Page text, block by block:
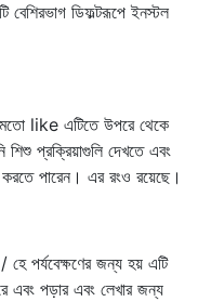
ডিফল্টরূপে ইনস্টল
মতো like এটিতে উপরে থেকে
শিশু প্রক্রিয়াগুলি দেখতে এবং
পারেন। এর রংও রয়েছে।
পর্যবেক্ষণের জন্য হয় এটি
এবং পড়ার এবং লেখার জন্য